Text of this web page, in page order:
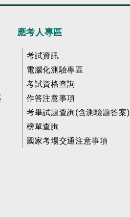
應考人專區
考試資訊
電腦化測驗專區
考試資格查詢
作答注意事項
考畢試題查詢(含測驗題答案)
榜單查詢
國家考場交通注意事項